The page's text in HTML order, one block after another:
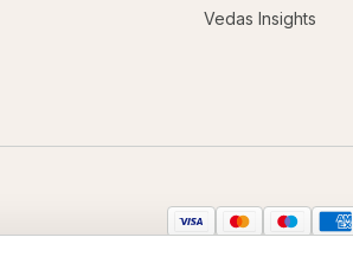
Vedas Insights